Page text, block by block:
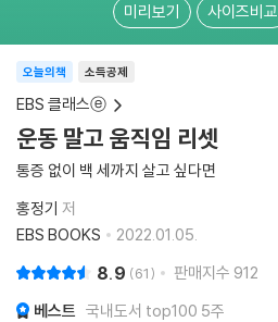
미리보기 사이즈비교
소득공제
오늘의책
EBS 클래스ⓔ
운동 말고 움직임 리셋
통증 없이 백 세까지 살고 싶다면
홍정기 저
EBS BOOKS
2022.01.05.
8.9 61 판매지수 912
베스트 국내도서 top100 5주